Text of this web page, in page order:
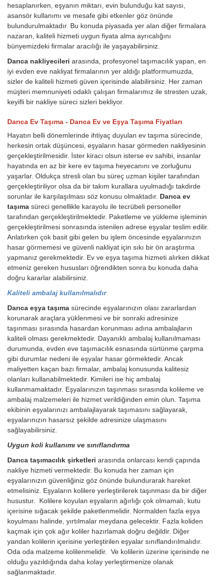
hesaplanırken, eşyanın miktarı, evin bulunduğu kat sayısı,
asansör kullanımı ve mesafe gibi etkenler göz önünde
bulundurulmaktadır. Bu konuda piyasada yer alan diğer firmalara
nazaran, kaliteli hizmeti uygun fiyata alma ayrıcalığını
bünyemizdeki firmalar aracılığı ile yaşayabilirsiniz.
Darıca nakliyecileri arasında, profesyonel taşımacılık yapan, en
iyi evden eve nakliyat firmalarının yer aldığı platformumuzda,
sizler de kaliteli hizmeti güven içerisinde alabilirsiniz. Her zaman
müşteri memnuniyeti odaklı çalışan firmalarımız ile stresten uzak,
keyifli bir nakliye süreci sizleri bekliyor.
Darıca Ev Taşıma - Darıca Ev ve Eşya Taşıma Fiyatları
Hayatın belli dönemlerinde ihtiyaç duyulan ev taşıma sürecinde,
herkesin ortak düşüncesi, eşyaların hasar görmeden nakliyesinin
gerçekleştirilmesidir. İster kiracı olsun isterse ev sahibi, insanlar
hayatında en az bir kere ev taşıma heyecanını ve zorluğunu
yaşarlar. Oldukça stresli olan bu süreç uzman kişiler tarafından
gerçekleştiriliyor olsa da bir takım kurallara uyulmadığı takdirde
sorunlar ile karşılaşılması söz konusu olmaktadır. Darıca ev
taşıma süreci genellikle karayolu ile tecrübeli personeller
tarafından gerçekleştirilmektedir. Paketleme ve yükleme işleminin
gerçekleştirilmesi sonrasında istenilen adrese eşyalar teslim edilir.
Anlatırken çok basit gibi gelen bu işlem öncesinde eşyalarınızın
hasar görmemesi ve güvenli nakliyat için sıkı bir ön araştırma
yapmanız gerekmektedir. Ev ve eşya taşıma hizmeti alırken dikkat
etmeniz gereken hususları öğrendikten sonra bu konuda daha
doğru kararlar alabilirsiniz.
Kaliteli ambalaj kullanılmalıdır
Darıca eşya taşıma sürecinde eşyalarınızın olası zararlardan
korunarak araçlara yüklenmesi ve bir sonraki adresinize
taşınması sırasında hasardan korunması adına ambalajların
kaliteli olması gerekmektedir. Dayanıklı ambalaj kullanılmaması
durumunda, evden eve taşımacılık esnasında sürtünme çarpma
gibi durumlar nedeni ile eşyalar hasar görmektedir. Ancak
maliyetten kaçan bazı firmalar, ambalaj konusunda kalitesiz
olanları kullanabilmektedir. Kimileri ise hiç ambalaj
kullanmamaktadır. Eşyalarınızın taşınması sırasında kolileme ve
ambalaj malzemeleri ile hizmet verildiğinden emin olun. Taşıma
ekibinin eşyalarınızı ambalajlayarak taşımasını sağlayarak,
eşyalarınızın hasarsız şekilde adresinize ulaşmasını
sağlayabilirsiniz.
Uygun koli kullanımı ve sınıflandırma
Darıca taşımacılık şirketleri arasında onlarcası kendi çapında
nakliye hizmeti vermektedir. Bu konuda her zaman için
eşyalarınızın güvenliğiniz göz önünde bulundurarak hareket
etmelisiniz. Eşyaların kolilere yerleştirilerek taşınması da bir diğer
husustur. Kolilere koyulan eşyaların ağırlığı çok olmamalı, kutu
içerisine sığacak şekilde paketlenmelidir. Normalden fazla eşya
koyulması halinde, yırtılmalar meydana gelecektir. Fazla koliden
kaçmak için çok ağır koliler hazırlamak doğru değildir. Diğer
yandan kolilerin içerisine yerleştirilen eşyalar sınıflandırılmalıdır.
Oda oda malzeme kolilenmelidir. Ve kolilerin üzerine içerisinde ne
olduğu yazıldığında daha kolay yerleştirmenize olanak
sağlanmaktadır.